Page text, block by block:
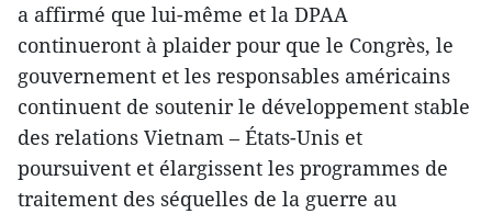
a affirmé que lui-même et la DPAA
continueront à plaider pour que le Congrès, le
gouvernement et les responsables américains
continuent de soutenir le développement stable
des relations Vietnam – États-Unis et
poursuivent et élargissent les programmes de
traitement des séquelles de la guerre au